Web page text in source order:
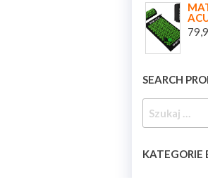
SEARCH
KATEGORIE